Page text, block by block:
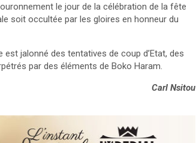
le jour de la célébration de la fête
soit occultée par les gloires en honneur du
jalonné des tentatives de coup d’Etat, des
par des éléments de Boko Haram.
Carl Nsitou